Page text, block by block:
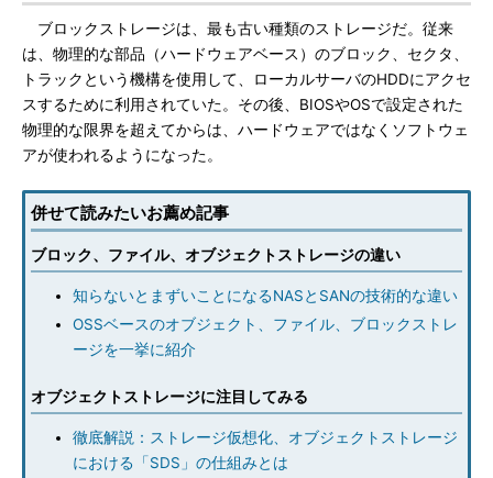
ブロックストレージは、最も古い種類のストレージだ。従来
は、物理的な部品（ハードウェアベース）のブロック、セクタ、
トラックという機構を使用して、ローカルサーバのHDDにアクセ
スするために利用されていた。その後、BIOSやOSで設定された
物理的な限界を超えてからは、ハードウェアではなくソフトウェ
アが使われるようになった。
併せて読みたいお薦め記事
ブロック、ファイル、オブジェクトストレージの違い
知らないとまずいことになるNASとSANの技術的な違い
OSSベースのオブジェクト、ファイル、ブロックストレ
ージを一挙に紹介
オブジェクトストレージに注目してみる
徹底解説：ストレージ仮想化、オブジェクトストレージ
における「SDS」の仕組みとは